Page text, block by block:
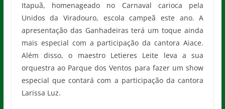
Itapuã, homenageado no Carnaval carioca pela
Unidos da Viradouro, escola campeã este ano. A
apresentação das Ganhadeiras terá um toque ainda
mais especial com a participação da cantora Aiace.
Além disso, o maestro Letieres Leite leva a sua
orquestra ao Parque dos Ventos para fazer um show
especial que contará com a participação da cantora
Larissa Luz.